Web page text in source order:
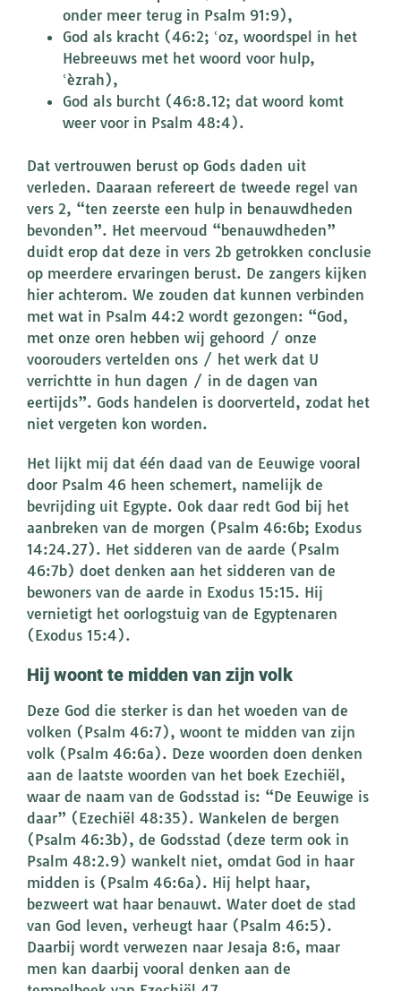
onder meer terug in Psalm 91:9),
God als kracht (46:2; ՙoz, woordspel in het
Hebreeuws met het woord voor hulp,
ՙèzrah),
God als burcht (46:8.12; dat woord komt
weer voor in Psalm 48:4).
Dat vertrouwen berust op Gods daden uit
verleden. Daaraan refereert de tweede regel van
vers 2, “ten zeerste een hulp in benauwdheden
bevonden”. Het meervoud “benauwdheden”
duidt erop dat deze in vers 2b getrokken conclusie
op meerdere ervaringen berust. De zangers kijken
hier achterom. We zouden dat kunnen verbinden
met wat in Psalm 44:2 wordt gezongen: “God,
met onze oren hebben wij gehoord / onze
voorouders vertelden ons / het werk dat U
verrichtte in hun dagen / in de dagen van
eertijds”. Gods handelen is doorverteld, zodat het
niet vergeten kon worden.
Het lijkt mij dat één daad van de Eeuwige vooral
door Psalm 46 heen schemert, namelijk de
bevrijding uit Egypte. Ook daar redt God bij het
aanbreken van de morgen (Psalm 46:6b; Exodus
14:24.27). Het sidderen van de aarde (Psalm
46:7b) doet denken aan het sidderen van de
bewoners van de aarde in Exodus 15:15. Hij
vernietigt het oorlogstuig van de Egyptenaren
(Exodus 15:4).
Hij woont te midden van zijn volk
Deze God die sterker is dan het woeden van de
volken (Psalm 46:7), woont te midden van zijn
volk (Psalm 46:6a). Deze woorden doen denken
aan de laatste woorden van het boek Ezechiël,
waar de naam van de Godsstad is: “De Eeuwige is
daar” (Ezechiël 48:35). Wankelen de bergen
(Psalm 46:3b), de Godsstad (deze term ook in
Psalm 48:2.9) wankelt niet, omdat God in haar
midden is (Psalm 46:6a). Hij helpt haar,
bezweert wat haar benauwt. Water doet de stad
van God leven, verheugt haar (Psalm 46:5).
Daarbij wordt verwezen naar Jesaja 8:6, maar
men kan daarbij vooral denken aan de